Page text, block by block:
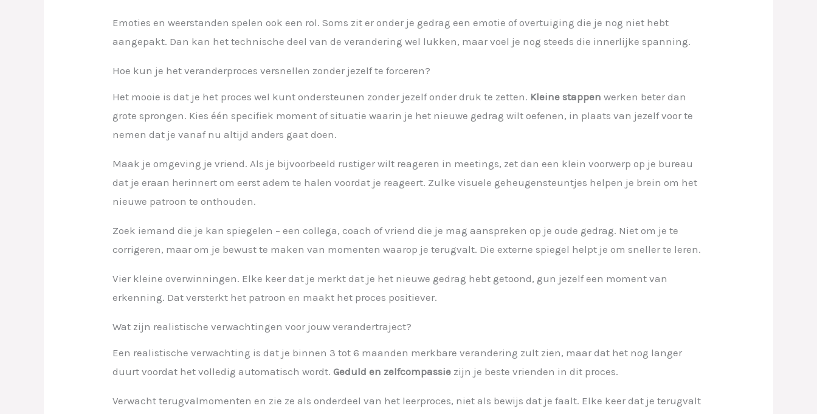
Emoties en weerstanden spelen ook een rol. Soms zit er onder je gedrag een emotie of overtuiging die je nog niet hebt
aangepakt. Dan kan het technische deel van de verandering wel lukken, maar voel je nog steeds die innerlijke spanning.
Hoe kun je het veranderproces versnellen zonder jezelf te forceren?
Het mooie is dat je het proces wel kunt ondersteunen zonder jezelf onder druk te zetten. Kleine stappen werken beter dan
grote sprongen. Kies één specifiek moment of situatie waarin je het nieuwe gedrag wilt oefenen, in plaats van jezelf voor te
nemen dat je vanaf nu altijd anders gaat doen.
Maak je omgeving je vriend. Als je bijvoorbeeld rustiger wilt reageren in meetings, zet dan een klein voorwerp op je bureau
dat je eraan herinnert om eerst adem te halen voordat je reageert. Zulke visuele geheugensteuntjes helpen je brein om het
nieuwe patroon te onthouden.
Zoek iemand die je kan spiegelen – een collega, coach of vriend die je mag aanspreken op je oude gedrag. Niet om je te
corrigeren, maar om je bewust te maken van momenten waarop je terugvalt. Die externe spiegel helpt je om sneller te leren.
Vier kleine overwinningen. Elke keer dat je merkt dat je het nieuwe gedrag hebt getoond, gun jezelf een moment van
erkenning. Dat versterkt het patroon en maakt het proces positiever.
Wat zijn realistische verwachtingen voor jouw verandertraject?
Een realistische verwachting is dat je binnen 3 tot 6 maanden merkbare verandering zult zien, maar dat het nog langer
duurt voordat het volledig automatisch wordt.Geduld en zelfcompassie zijn je beste vrienden in dit proces.
Verwacht terugvalmomenten en zie ze als onderdeel van het leerproces, niet als bewijs dat je faalt. Elke keer dat je terugvalt